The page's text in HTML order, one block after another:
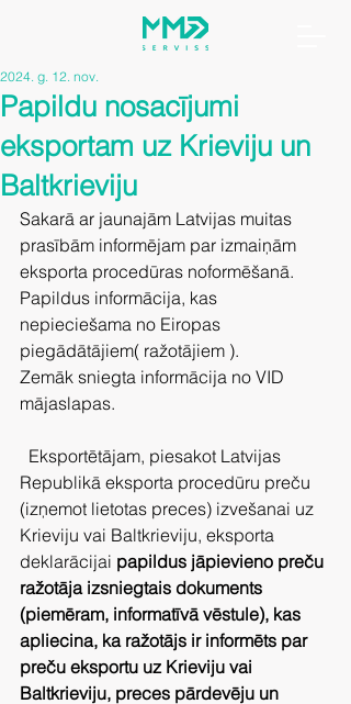
Papildu nosacījumi
eksportam uz Krieviju un
Baltkrieviju
2024. g. 12. nov.
Sakarā ar jaunajām Latvijas muitas
prasībām informējam par izmaiņām
eksporta procedūras noformēšanā.
Papildus informācija, kas
nepieciešama no Eiropas
piegādātājiem( ražotājiem ).
Zemāk sniegta informācija no VID
mājaslapas.
Eksportētājam, piesakot Latvijas
Republikā eksporta procedūru preču
(izņemot lietotas preces) izvešanai uz
Krieviju vai Baltkrieviju, eksporta
deklarācijai papildus jāpievieno preču
ražotāja izsniegtais dokuments
(piemēram, informatīvā vēstule), kas
apliecina, ka ražotājs ir informēts par
preču eksportu uz Krieviju vai
Baltkrieviju, preces pārdevēju un